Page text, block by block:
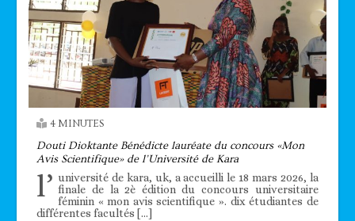
4 MINUTES
Douti Dioktante Bénédicte lauréate du concours «Mon
Avis Scientifique» de l’Université de Kara
l’ université de kara, uk, a accueilli le 18 mars 2026, la
finale de la 2è édition du concours universitaire
féminin « mon avis scientifique ». dix étudiantes de
différentes facultés […]